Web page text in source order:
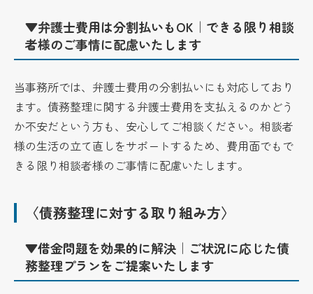
▼弁護士費用は分割払いもOK｜できる限り相談
者様のご事情に配慮いたします
当事務所では、弁護士費用の分割払いにも対応しており
ます。債務整理に関する弁護士費用を支払えるのかどう
か不安だという方も、安心してご相談ください。相談者
様の生活の立て直しをサポートするため、費用面でもで
きる限り相談者様のご事情に配慮いたします。
〈債務整理に対する取り組み方〉
▼借金問題を効果的に解決｜ご状況に応じた債
務整理プランをご提案いたします